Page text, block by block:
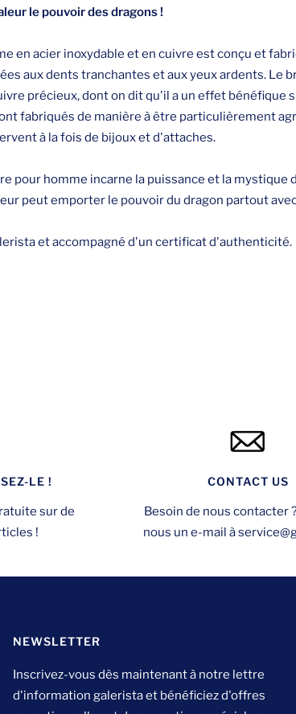
le pouvoir des dragons !
en acier inoxydable et en cuivre est conçu et
aux dents tranchantes et aux yeux ardents. Le
précieux, dont on dit qu'il a un effet bénéfique
fabriqués de manière à être particulièrement
à la fois de bijoux et d'attaches.
pour homme incarne la puissance et la mystique
peut emporter le pouvoir du dragon partout
et accompagné d'un certificat d'authenticité.
LE !
sur de
!
CONTACT US
Besoin de nous contacter
nous un e-mail à
NEWSLETTER
Inscrivez-vous dès maintenant à notre lettre
d'information galerista et bénéficiez d'offres